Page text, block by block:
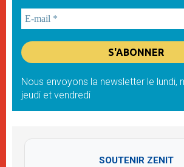
Nous envoyons la newsletter le lundi,
jeudi et vendredi
SOUTENIR ZENIT